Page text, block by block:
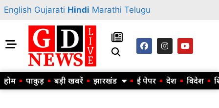
English Gujarati Hindi Marathi Telugu
होम पाकुड़ बड़ी खबरें झारखंड ई पेपर देश विदेश